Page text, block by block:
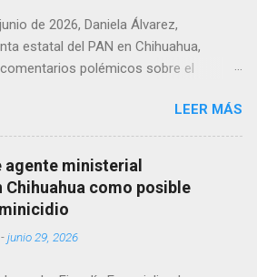
reconocido en la región.
de 2026, Daniela Álvarez,
estatal del PAN en Chihuahua,
polémicos sobre el
“acuérdense que su bebé está por
expresó al ser cuestionada sobre si la
tomarse una foto en un restaurante
como una prueba de que si cuenta
Álvarez añadió: “Yo no sé dónde irá a
fuertes, ¿Qué tal si se le ocurre que
LEER MÁS
agente ministerial
Chihuahua como posible
-junio 29, 2026